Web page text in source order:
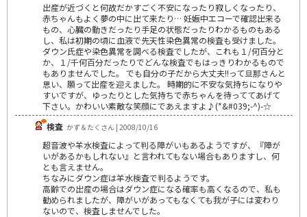
出産が近づくと何故だかすごく不安になったり寂しくなったり、
赤ちゃんもよく夢の中に出て来たり… 妊娠中エコーで確認出来る
もの、心臓の動きだったり手足の状態だったりわかるものもある
し、私は初期の頃に血液で先天性染色異常の検査も受けました。
ダウン氏症や染色異常を調べる検査でしたが、これも１/何百分と
か、１/千何百分だったりでどんな検査でもはっきりわかるもので
もありませんでした。 でも自分の子だから大丈夫!!って旦那さんと
思い、願って出産を迎えました。 時期的に不安な気持ちになりや
すいですが、ゆったりとした気持ちで赤ちゃんを待っててあげて
下さい。かわいい素敵な笑顔にであえますよ♪(*&#039;-^)-☆
検査 かず＆たくさん | 2008/10/16
超音波や羊水検査によって判る障がいもあるようですが、『障が
いがあるかもしれない』と言われてもない場合もありますし、何
とも言えません。
ちなみにダウン症は羊水検査で判るようです。
高齢での出産の場合はダウン症になる確率も高くなるので、私も
勧められましたが、障がいがあってもなくても我が子には変わり
ないので、検査しませんでした。